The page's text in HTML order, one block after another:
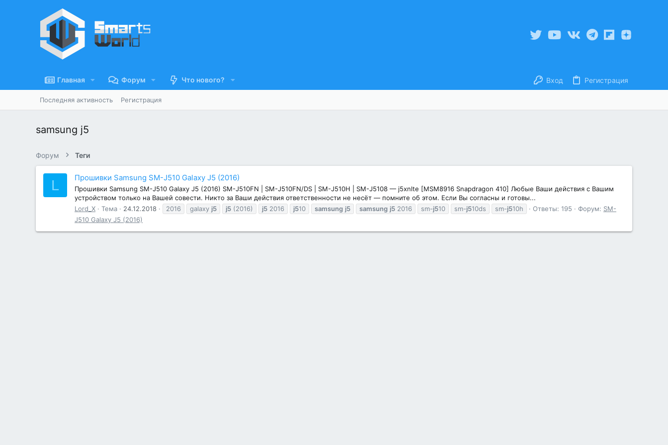
Главная Форум Что нового? Вход Регистрация
Последняя активность Регистрация
samsung j5
Форум Теги
L Прошивки Samsung SM-J510 Galaxy J5 (2016)
Прошивки Samsung SM-J510 Galaxy J5 (2016) SM-J510FN | SM-J510FN/DS | SM-J510H | SM-J5108 — j5xnlte [MSM8916 Snapdragon 410] Любые Ваши действия с Вашим
устройством только на Вашей совести. Никто за Ваши действия ответственности не несёт — помните об этом. Если Вы согласны и готовы...
Lord_X
Тема 24.12.2018 2016 galaxy j5 j5 (2016) j5 2016 j510 samsung j5 samsung j5 2016 sm-j510 sm-j510ds sm-j510h Ответы: 195 Форум: SM-
J510 Galaxy J5 (2016)